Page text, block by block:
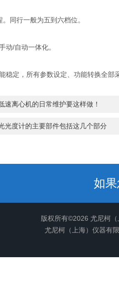
行一般为五到六档位。
/自动一体化。
定，所有参数设定、功能转换全部
速离心机的日常维护要这样做！
光度计的主要部件包括这几个部分
如
版权所有©2026 尤尼柯
尤尼柯（上海）仪器有